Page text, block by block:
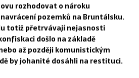
rozhodovat o nároku
pozemků na Bruntálsku.
totiž přetrvávají nejasnosti
došlo na základě
až později komunistickým
by johanité dosáhli na restituci.